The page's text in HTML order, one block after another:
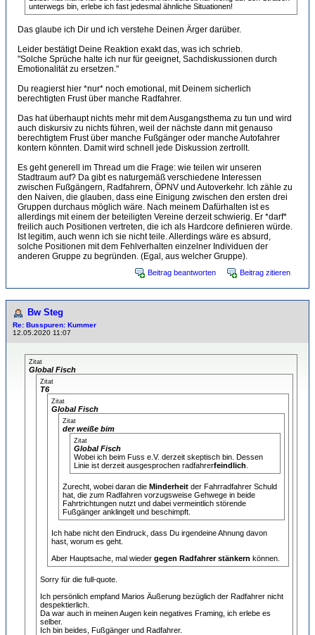
unterwegs bin, erlebe ich fast jedesmal ähnliche Situationen!
Das glaube ich Dir und ich verstehe Deinen Ärger darüber.
Leider bestätigt Deine Reaktion exakt das, was ich schrieb.
"Solche Sprüche halte ich nur für geeignet, Sachdiskussionen durch
Emotionalität zu ersetzen."
Du reagierst hier *nur* noch emotional, mit Deinem sicherlich
berechtigten Frust über manche Radfahrer.
Das hat überhaupt nichts mehr mit dem Ausgangsthema zu tun und wird
auch diskursiv zu nichts führen, weil der nächste dann mit genauso
berechtigtem Frust über manche Fußgänger oder manche Autofahrer
kontern könnten. Damit wird schnell jede Diskussion zertrollt.
Es geht generell im Thread um die Frage: wie teilen wir unseren
Stadtraum auf? Da gibt es naturgemäß verschiedene Interessen
zwischen Fußgängern, Radfahrern, ÖPNV und Autoverkehr. Ich zähle zu
den Naiven, die glauben, dass eine Einigung zwischen den ersten drei
Gruppen durchaus möglich wäre. Nach meinem Dafürhalten ist es
allerdings mit einem der beteiligten Vereine derzeit schwierig. Er *darf*
freilich auch Positionen vertreten, die ich als Hardcore definieren würde.
Ist legitim, auch wenn ich sie nicht teile. Allerdings wäre es absurd,
solche Positionen mit dem Fehlverhalten einzelner Individuen der
anderen Gruppe zu begründen. (Egal, aus welcher Gruppe).
Beitrag beantworten Beitrag zitieren
Bw Steg
Re: Busspuren: Kummer
12.05.2020 11:07
Zitat
Global Fisch
Zitat
T6
Zitat
Global Fisch
Zitat
der weiße bim
Zitat
Global Fisch
Wobei ich beim Fuss e.V. derzeit skeptisch bin. Dessen
Linie ist derzeit ausgesprochen radfahrerfeindlich
Zurecht, wobei daran die Minderheit der Fahrradfahrer Schuld
hat, die zum Radfahren vorzugsweise Gehwege in beide
Fahrtrichtungen nutzt und dabei vermeintlich störende
Fußgänger anklingelt und beschimpft.
Ich habe nicht den Eindruck, dass Du irgendeine Ahnung davon
hast, worum es geht.
Aber Hauptsache, mal wieder gegen Radfahrer stänkern können.
Sorry für die full-quote.
Ich persönlich empfand Marios Äußerung bezüglich der Radfahrer nicht
despektierlich.
Da war auch in meinen Augen kein negatives Framing, ich erlebe es
selber.
Ich bin beides, Fußgänger und Radfahrer.